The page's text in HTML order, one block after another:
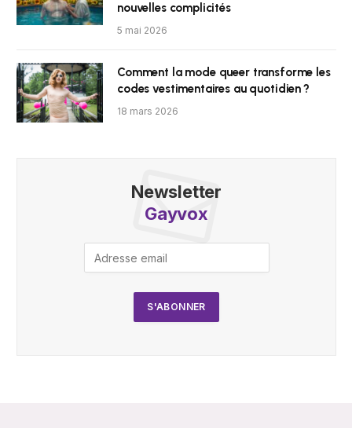
nouvelles complicités
5 mai 2026
Comment la mode queer transforme les
codes vestimentaires au quotidien ?
18 mars 2026
Newsletter
Gayvox